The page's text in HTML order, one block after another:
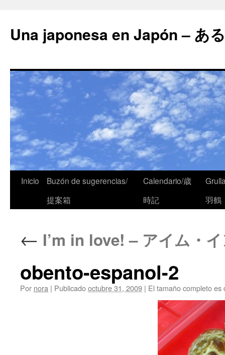
Una japonesa en Japón – あ
Inicio
Buzón de sugerencias/
提案箱
Calendario/歳
時記
羽鶴
← I’m in love! – アイム・
obento-espanol-2
Por nora | Publicadooctubre 31, 2009 | El tamaño completo